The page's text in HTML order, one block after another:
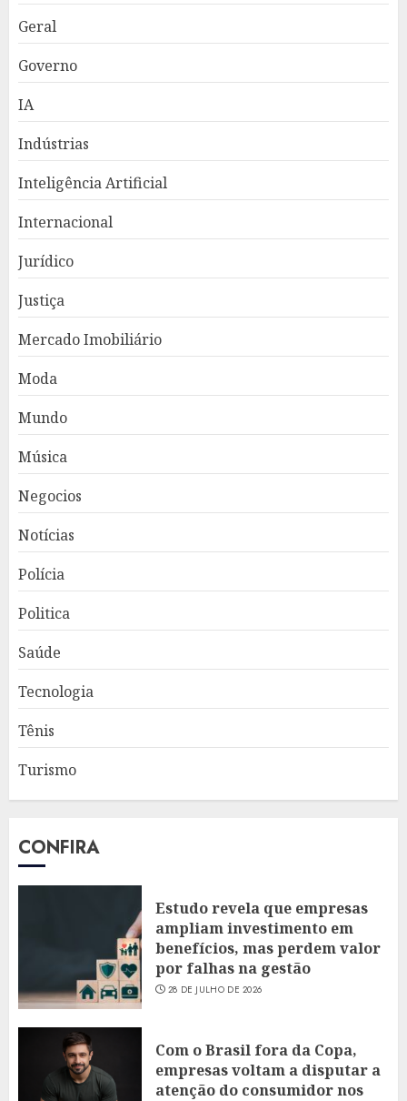
Geral
Governo
IA
Indústrias
Inteligência Artificial
Internacional
Jurídico
Justiça
Mercado Imobiliário
Moda
Mundo
Música
Negocios
Notícias
Polícia
Politica
Saúde
Tecnologia
Tênis
Turismo
CONFIRA
Estudo revela que empresas
ampliam investimento em
benefícios, mas perdem valor
por falhas na gestão
28 DE JULHO DE 2026
Com o Brasil fora da Copa,
empresas voltam a disputar a
atenção do consumidor nos